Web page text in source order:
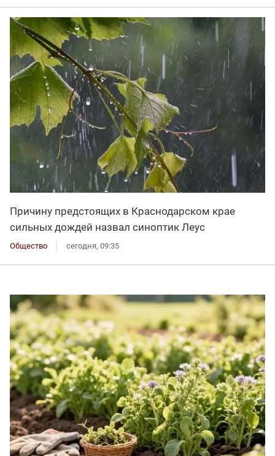
Причину предстоящих в Краснодарском крае
сильных дождей назвал синоптик Леус
Общество сегодня, 09:35